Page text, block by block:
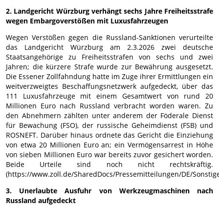
2. Landgericht Würzburg verhängt sechs Jahre Freiheitsstrafe
wegen Embargoverstößen mit Luxusfahrzeugen
Wegen Verstößen gegen die Russland-Sanktionen verurteilte
das Landgericht Würzburg am 2.3.2026 zwei deutsche
Staatsangehörige zu Freiheitsstrafen von sechs und zwei
Jahren; die kürzere Strafe wurde zur Bewährung ausgesetzt.
Die Essener Zollfahndung hatte im Zuge ihrer Ermittlungen ein
weitverzweigtes Beschaffungsnetzwerk aufgedeckt, über das
111 Luxusfahrzeuge mit einem Gesamtwert von rund 20
Millionen Euro nach Russland verbracht worden waren. Zu
den Abnehmern zählten unter anderem der Föderale Dienst
für Bewachung (FSO), der russische Geheimdienst (FSB) und
ROSNEFT. Darüber hinaus ordnete das Gericht die Einziehung
von etwa 20 Millionen Euro an; ein Vermögensarrest in Höhe
von sieben Millionen Euro war bereits zuvor gesichert worden.
Beide Urteile sind noch nicht rechtskräftig.
(https://www.zoll.de/SharedDocs/Pressemitteilungen/DE/
3. Unerlaubte Ausfuhr von Werkzeugmaschinen nach
Russland aufgedeckt